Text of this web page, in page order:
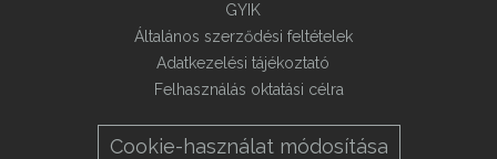
GYIK
Általános szerződési feltételek
Adatkezelési tájékoztató
Felhasználás oktatási célra
Cookie-használat módosítása